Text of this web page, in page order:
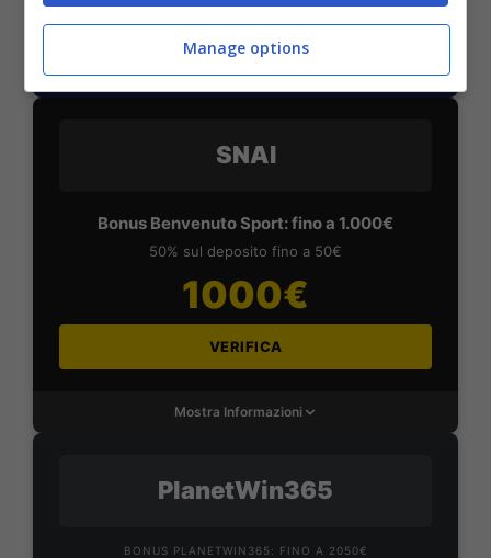
VERIFICA
Mostra Informazioni
SNAI
Bonus Benvenuto Sport: fino a 1.000€
50% sul deposito fino a 50€
1000€
VERIFICA
Mostra Informazioni
PlanetWin365
BONUS PLANETWIN365: FINO A 2050€
Manage options